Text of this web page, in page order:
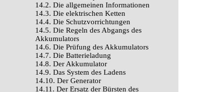
14.2. Die allgemeinen Informationen
14.3. Die elektrischen Ketten
14.4. Die Schutzvorrichtungen
14.5. Die Regeln des Abgangs des
Akkumulators
14.6. Die Prüfung des Akkumulators
14.7. Die Batterieladung
14.8. Der Akkumulator
14.9. Das System des Ladens
14.10. Der Generator
14.11. Der Ersatz der Bürsten des